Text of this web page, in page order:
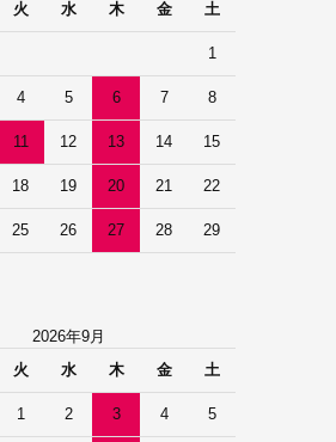
火 水 木 金 土
1
4 5 6 7 8
11 12 13 14 15
18 19 20 21 22
25 26 27 28 29
2026年9月
火 水 木 金 土
1 2 3 4 5